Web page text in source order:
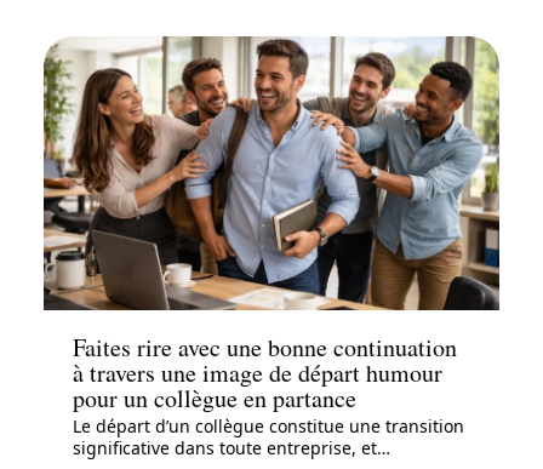
News
Faites rire avec une bonne continuation
à travers une image de départ humour
pour un collègue en partance
Le départ d’un collègue constitue une transition
significative dans toute entreprise, et…